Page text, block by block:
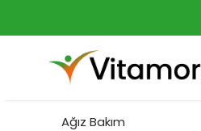
Ağız Bakım